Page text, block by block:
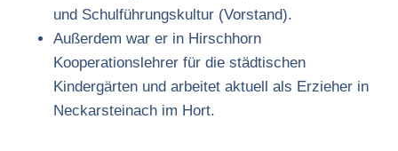
und Schulführungskultur (Vorstand).
Außerdem war er in Hirschhorn
Kooperationslehrer für die städtischen
Kindergärten und arbeitet aktuell als Erzieher in
Neckarsteinach im Hort.